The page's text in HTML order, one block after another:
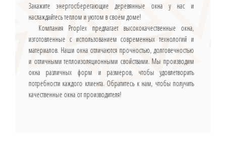
Закажите энергосберегающие деревянные окна у нас и
наслаждайтесь теплом и уютом в своём доме!
Компания Proplex предлагает высококачественные окна,
изготовленные с использованием современных технологий и
материалов. Наши окна отличаются прочностью, долговечностью
и отличными теплоизоляционными свойствами. Мы производим
окна различных форм и размеров, чтобы удовлетворить
потребности каждого клиента. Обратитесь к нам, чтобы получить
качественные окна от производителя!